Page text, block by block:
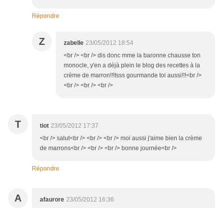
Répondre
Z zabelle 23/05/2012 18:54
<br /> <br /> dis donc mme la baronne chausse ton
monocle, y'en a déjà plein le blog des recettes à la
crème de marron!!!tsss gourmande toi aussi!!!<br />
<br /> <br /> <br />
T tiot 23/05/2012 17:37
<br /> salut<br /> <br /> <br /> moi aussi j'aime bien la crème
de marrons<br /> <br /> <br /> bonne journée<br />
Répondre
A afaurore 23/05/2012 16:36